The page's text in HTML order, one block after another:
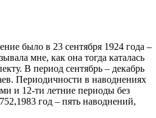
было в 23 сентября 1924 года –
мне, как она тогда каталась
В период сентябрь – декабрь
Периодичности в наводнениях
и 12-ти летние периоды без
год – пять наводнений,